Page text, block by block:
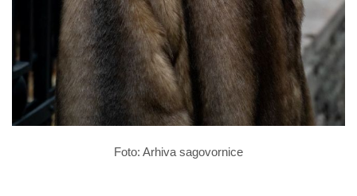
Foto: Arhiva sagovornice